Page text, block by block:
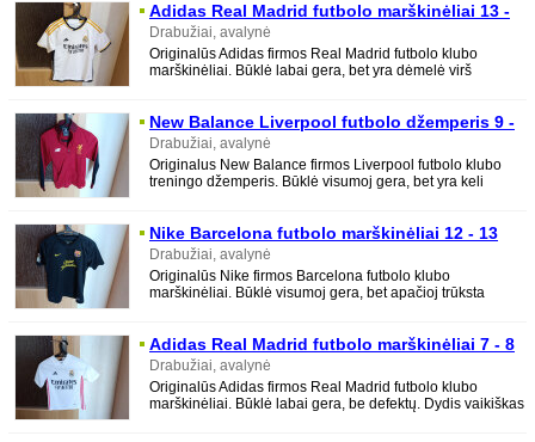
Adidas Real Madrid futbolo marškinėliai 13 -
14 metų
Drabužiai, avalynė
Originalūs Adidas firmos Real Madrid futbolo klubo
marškinėliai. Būklė labai gera, bet yra dėmelė virš
New Balance Liverpool futbolo džemperis 9 -
10 metų
Drabužiai, avalynė
Originalus New Balance firmos Liverpool futbolo klubo
treningo džemperis. Būklė visumoj gera, bet yra keli
Nike Barcelona futbolo marškinėliai 12 - 13
metų
Drabužiai, avalynė
Originalūs Nike firmos Barcelona futbolo klubo
marškinėliai. Būklė visumoj gera, bet apačioj trūksta
Adidas Real Madrid futbolo marškinėliai 7 - 8
metų
Drabužiai, avalynė
Originalūs Adidas firmos Real Madrid futbolo klubo
marškinėliai. Būklė labai gera, be defektų. Dydis vaikiškas